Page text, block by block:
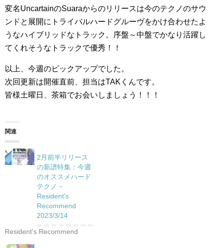
変名UncartainのSuaraからのリリースは今のテクノのサウ
ンドと展開にトライバルハードグルーヴをかけ合わせたよ
うなハイブリッドなトラック。序盤～中盤でかなり活躍し
てくれそうなトラックで優秀！！
以上、今週のピックアップでした。
次回更新は開催直前、担当はTAKくんです。
皆様土曜日、茶箱でお会いしましょう！！！
関連
2月前半リリース
の新譜特集：今週
のオススメハード
テクノ－
Resident’s
Recommend
2023/3/14
Resident's Recommend